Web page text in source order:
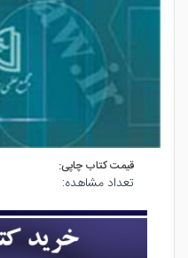
قیمت کتاب چاپی:
تعداد مشاهده: